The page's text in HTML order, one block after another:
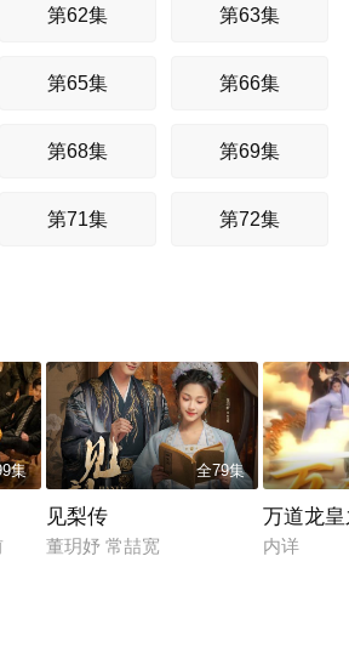
第62集 第63集
第65集 第66集
第68集 第69集
第71集 第72集
集 全79集
见梨传
董玥妤 常喆宽
万道龙
内详